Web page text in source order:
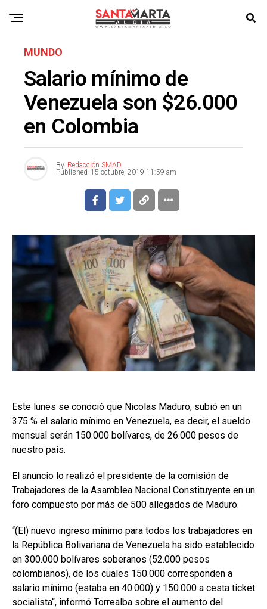
MUNDO
Salario mínimo de
Venezuela son $26.000
en Colombia
By Redacción SMAD
Published 15 octubre, 2019 11:59 am
Este lunes se conoció que Nicolas Maduro, subió en un
375 % el salario mínimo en Venezuela, es decir, el sueldo
mensual serán 150.000 bolívares, de 26.000 pesos de
nuestro país.
El anuncio lo realizó el presidente de la comisión de
Trabajadores de la Asamblea Nacional Constituyente en un
foro compuesto por más de 500 allegados de Maduro.
“(El) nuevo ingreso mínimo para todos los trabajadores en
la República Bolivariana de Venezuela ha sido establecido
en 300.000 bolívares soberanos (52.000 pesos
colombianos), de los cuales 150.000 corresponden a
salario mínimo (estaba en 40.000) y 150.000 a cesta ticket
socialista“, informó Torrealba sobre el aumento del